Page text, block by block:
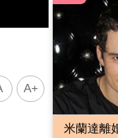
A+
米蘭達離